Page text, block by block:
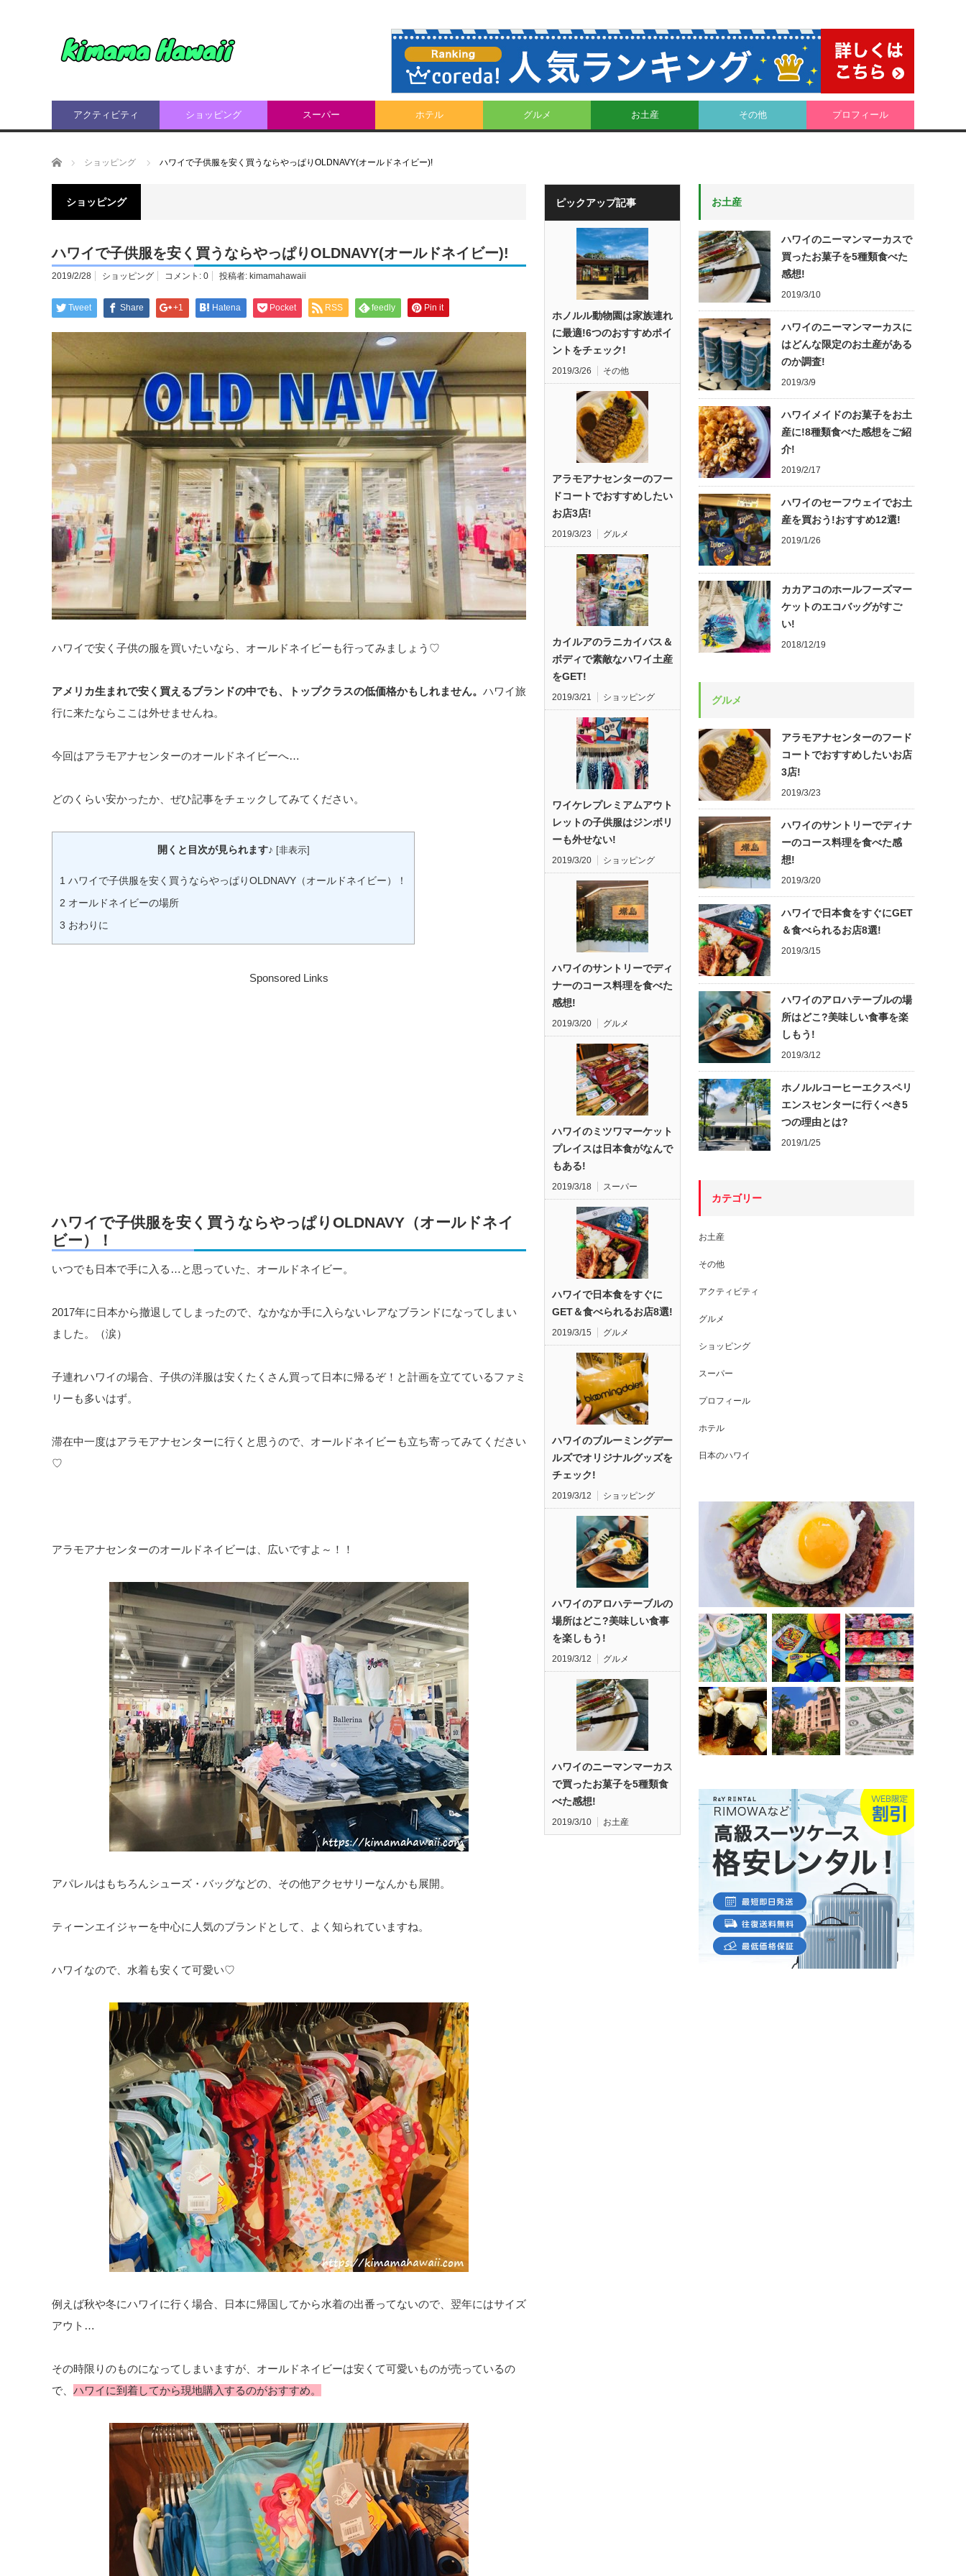
アクティビティ ショッピング スーパー ホテル グルメ お土産 その他 プロフィール
ホーム ショッピング ハワイで子供服を安く買うならやっぱりOLDNAVY(オールドネイビー)!
ショッピング
ハワイで子供服を安く買うならやっぱりOLDNAVY(オールドネイビー)!
2019/2/28 ショッピング コメント: 0 投稿者: kimamahawaii
Tweet Share +1 Hatena Pocket RSS feedly Pin it
ハワイで安く子供の服を買いたいなら、オールドネイビーも行ってみましょう♡
アメリカ生まれで安く買えるブランドの中でも、トップクラスの低価格かもしれません。 ハワイ旅
行に来たならここは外せませんね。
今回はアラモアナセンターのオールドネイビーへ…
どのくらい安かったか、ぜひ記事をチェックしてみてください。
開くと目次が見られます♪ [非表示]
1 ハワイで子供服を安く買うならやっぱりOLDNAVY（オールドネイビー）！
2 オールドネイビーの場所
3 おわりに
Sponsored Links
ハワイで子供服を安く買うならやっぱりOLDNAVY（オールドネイ
ビー）！
いつでも日本で手に入る…と思っていた、オールドネイビー。
2017年に日本から撤退してしまったので、なかなか手に入らないレアなブランドになってしまい
ました。（涙）
子連れハワイの場合、子供の洋服は安くたくさん買って日本に帰るぞ！と計画を立てているファミ
リーも多いはず。
滞在中一度はアラモアナセンターに行くと思うので、オールドネイビーも立ち寄ってみてください
♡
アラモアナセンターのオールドネイビーは、広いですよ～！！
アパレルはもちろんシューズ・バッグなどの、その他アクセサリーなんかも展開。
ティーンエイジャーを中心に人気のブランドとして、よく知られていますね。
ハワイなので、水着も安くて可愛い♡
例えば秋や冬にハワイに行く場合、日本に帰国してから水着の出番ってないので、翌年にはサイズ
アウト…
その時限りのものになってしまいますが、オールドネイビーは安くて可愛いものが売っているの
で、 ハワイに到着してから現地購入するのがおすすめ。
ピックアップ記事
ホノルル動物園は家族連れ
に最適!6つのおすすめポイ
ントをチェック!
2019/3/26 その他
アラモアナセンターのフー
ドコートでおすすめしたい
お店3店!
2019/3/23 グルメ
カイルアのラニカイバス＆
ボディで素敵なハワイ土産
をGET!
2019/3/21 ショッピング
ワイケレプレミアムアウト
レットの子供服はジンボリ
ーも外せない!
2019/3/20 ショッピング
ハワイのサントリーでディ
ナーのコース料理を食べた
感想!
2019/3/20 グルメ
ハワイのミツワマーケット
プレイスは日本食がなんで
もある!
2019/3/18 スーパー
ハワイで日本食をすぐに
GET＆食べられるお店8選!
2019/3/15 グルメ
ハワイのブルーミングデー
ルズでオリジナルグッズを
チェック!
2019/3/12 ショッピング
ハワイのアロハテーブルの
場所はどこ?美味しい食事
を楽しもう!
2019/3/12 グルメ
ハワイのニーマンマーカス
で買ったお菓子を5種類食
べた感想!
2019/3/10 お土産
お土産
ハワイのニーマンマーカスで
買ったお菓子を5種類食べた
感想!
2019/3/10
ハワイのニーマンマーカスに
はどんな限定のお土産がある
のか調査!
2019/3/9
ハワイメイドのお菓子をお土
産に!8種類食べた感想をご紹
介!
2019/2/17
ハワイのセーフウェイでお土
産を買おう!おすすめ12選!
2019/1/26
カカアコのホールフーズマー
ケットのエコバッグがすご
い!
2018/12/19
グルメ
アラモアナセンターのフード
コートでおすすめしたいお店
3店!
2019/3/23
ハワイのサントリーでディナ
ーのコース料理を食べた感
想!
2019/3/20
ハワイで日本食をすぐにGET
＆食べられるお店8選!
2019/3/15
ハワイのアロハテーブルの場
所はどこ?美味しい食事を楽
しもう!
2019/3/12
ホノルルコーヒーエクスペリ
エンスセンターに行くべき5
つの理由とは?
2019/1/25
カテゴリー
お土産
その他
アクティビティ
グルメ
ショッピング
スーパー
プロフィール
ホテル
日本のハワイ